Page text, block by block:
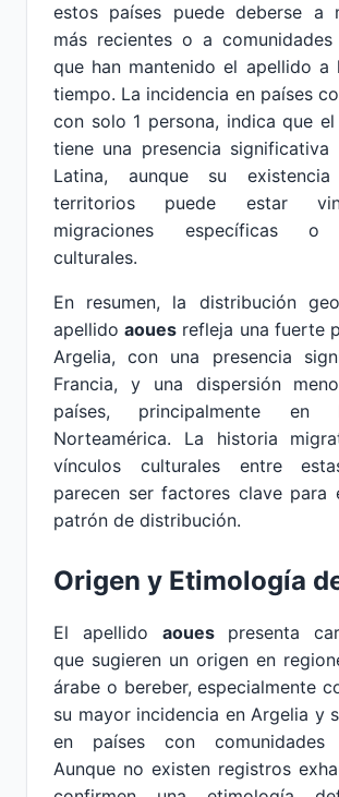
estos países puede deberse a
más recientes o a comunidades
que han mantenido el apellido a
tiempo. La incidencia en países
con solo 1 persona, indica que
tiene una presencia significativa
Latina, aunque su
territorios puede estar
migraciones específicas o
culturales.
En resumen, la distribución
apellidoaoues refleja una fuerte
Argelia, con una presencia
Francia, y una dispersión
países, principalmente en
Norteamérica. La historia
vínculos culturales entre
parecen ser factores clave para
patrón de distribución.
Origen y Etimología
El apellido aouespresenta
que sugieren un origen en
árabe o bereber, especialmente
su mayor incidencia en Argelia y
en países con comunidades
Aunque no existen registros